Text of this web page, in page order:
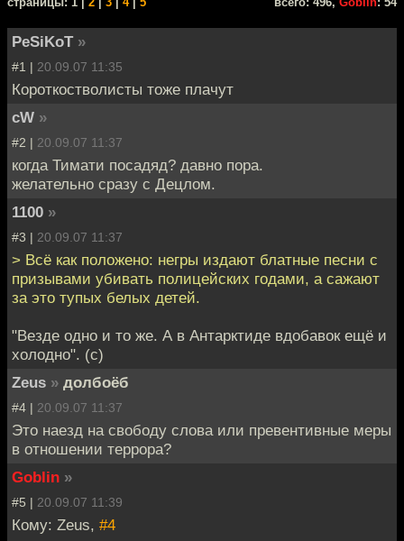
PeSiKoT »
#1 | 20.09.07 11:35
Короткостволисты тоже плачут
cW »
#2 | 20.09.07 11:37
когда Тимати посадяд? давно пора.
желательно сразу с Децлом.
1100 »
#3 | 20.09.07 11:37
> Всё как положено: негры издают блатные песни с
призывами убивать полицейских годами, а сажают
за это тупых белых детей.
"Везде одно и то же. А в Антарктиде вдобавок ещё и
холодно". (c)
Zeus » долбоёб
#4 | 20.09.07 11:37
Это наезд на свободу слова или превентивные меры
в отношении террора?
Goblin »
#5 | 20.09.07 11:39
Кому: Zeus, #4